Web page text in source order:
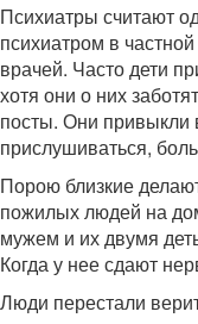
Психиатры считают
психиатром в
врачей. Часто дети
хотя они о них
посты. Они привыкли
прислушиваться,
Порою близкие
пожилых людей на
мужем и их двумя
Когда у нее сдают
Люди перестали